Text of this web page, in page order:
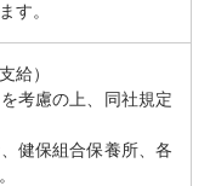
す。
給）
考慮の上、同社規定
保組合保養所、各